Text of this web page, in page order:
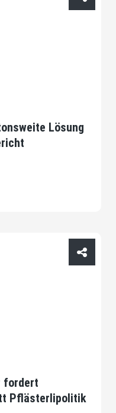
Lösung
fordert
Pflästerlipolitik